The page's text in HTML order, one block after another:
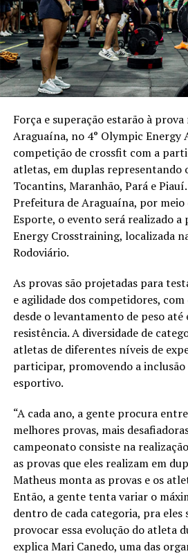
Força e superação estarão à prova
Araguaína, no 4° Olympic Energy
competição de crossfit com a
atletas, em duplas representando
Tocantins, Maranhão, Pará e
Prefeitura de Araguaína, por meio
Esporte, o evento será realizado a
Energy Crosstraining, localizada
Rodoviário.
As provas são projetadas para
e agilidade dos competidores,
desde o levantamento de peso até
resistência. A diversidade de
atletas de diferentes níveis de
participar, promovendo a
esportivo.
“A cada ano, a gente procura
melhores provas, mais
campeonato consiste na
as provas que eles realizam em
Matheus monta as provas e os
Então, a gente tenta variar o
dentro de cada categoria, pra eles
provocar essa evolução do atleta
explica Mari Canedo, uma das